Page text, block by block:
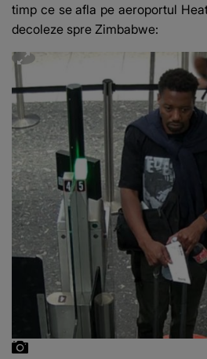
timp ce se afla pe aeroportul
decoleze spre Zimbabwe: